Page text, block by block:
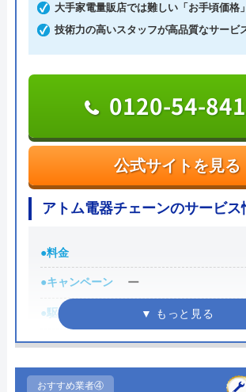
イースマイルのクチコミ on
2 か月前
トイレが詰まって本当に困っていま
連絡後すぐに駆けつけてくださり、
う間に解決。スタッフの方も非常に
安心して任せられました。これで
使えます。迅速な対応に心から感謝
分でお客様の元にスタッフが駆けつ
積もりキャンセルは0円、深夜早朝
一切ありません。業務や知識の習得
自社研修を実施しているため、技術
トラブルの原因や作業例などが分か
れており、依頼の際も安心できます
つにしてみてください。
伝えると作業料金が2,000円割引にな
りますので、相談する際は必ず電話
際には必ず「サイトを見た」と伝え
まずは電話相談！
0120-221-
受付時間 24時間 年中無
大手家電量販店では難しい「お手頃価格
技術力の高いスタッフが高品質なサービ
公式サイトを見る
0120-54-
アトム電器チェーンのサービス
●料金
●キャンペーン ー
●駆けつけ時間
●受付時間 店舗によって異なる
●定休日 店舗によって異なる
おすすめ業者④